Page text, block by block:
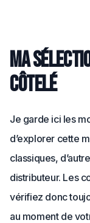
Ma
côtelé
Je garde ici les
d’explorer cette
classiques,
distributeur. Les
vérifiez donc
au moment de